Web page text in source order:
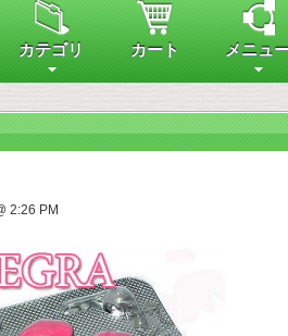
カテゴリ カート メニュ
2:26 PM